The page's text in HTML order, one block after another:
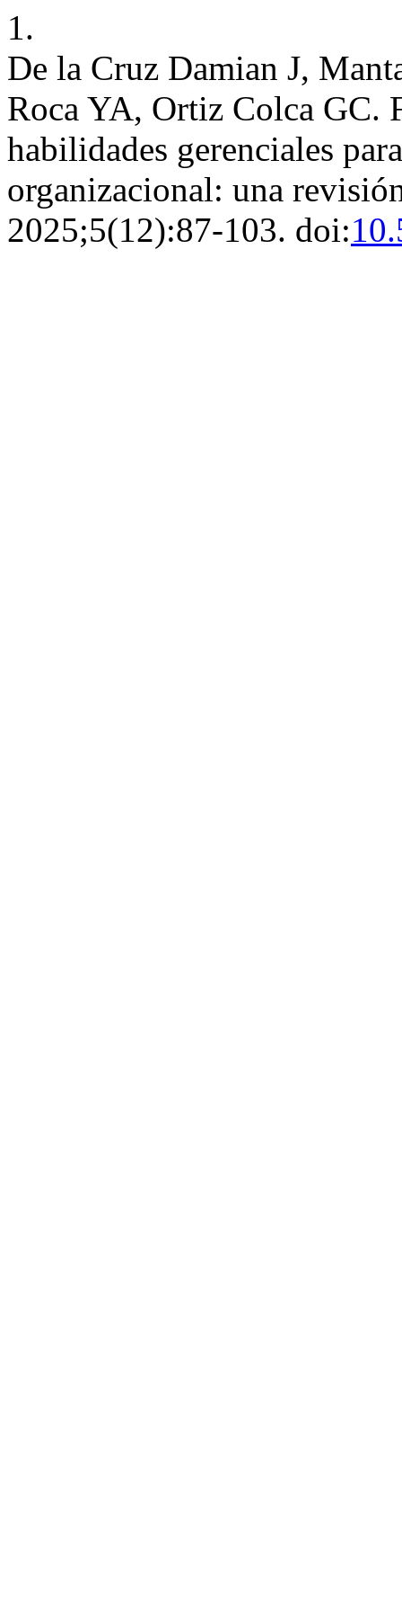
1.
De la Cruz Damian J,
Roca YA, Ortiz Colca GC.
habilidades gerenciales
organizacional: una
2025;5(12):87-103. doi: